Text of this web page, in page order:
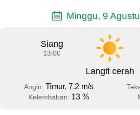
Minggu, 9
Siang
13:00
Langit cerah
Angin: Timur, 7.2 m/s
Kelembaban: 13 %